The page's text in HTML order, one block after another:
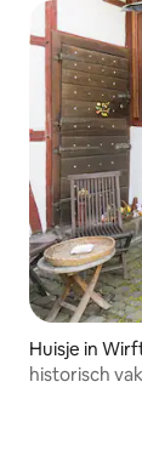
Huisje in
historisch